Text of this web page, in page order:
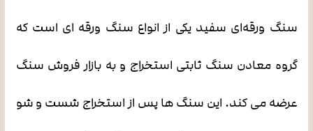
سنگ ورقه‌ای سفید یکی از انواع سنگ‌ ورقه ای است که
گروه معادن سنگ ثابتی استخراج و به بازار فروش سنگ
عرضه می کند. این سنگ ها پس از استخراج شست و شو